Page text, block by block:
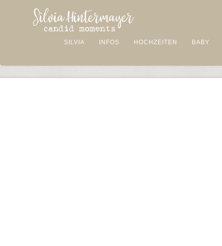
SILVIA INFOS HOCHZEITEN BABY